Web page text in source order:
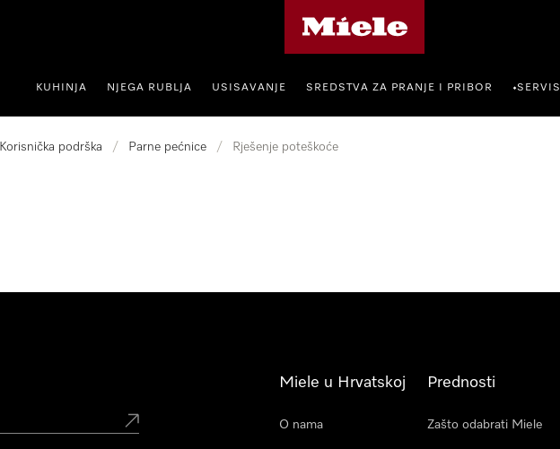
KUHINJA NJEGA RUBLJA USISAVANJE SREDSTVA ZA PRANJE I PRIBOR •SERVIS
Korisnička podrška / Parne pećnice / Rješenje poteškoće
Miele u Hrvatskoj
O nama
Prednosti
Zašto odabrati Miele